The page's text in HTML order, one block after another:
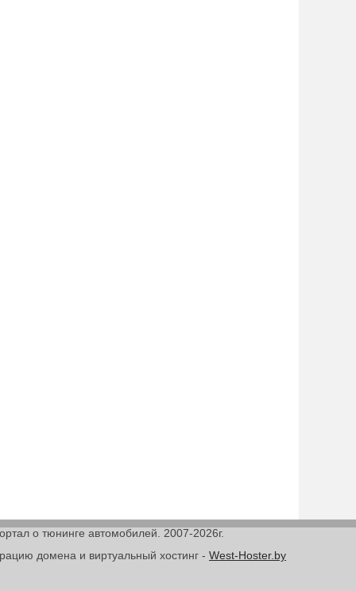
о тюнинге автомобилей. 2007-2026г.
домена и виртуальный хостинг - West-Hoster.by